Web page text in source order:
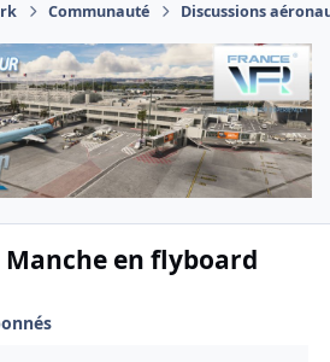
Communauté Discussions
Manche en flyboard